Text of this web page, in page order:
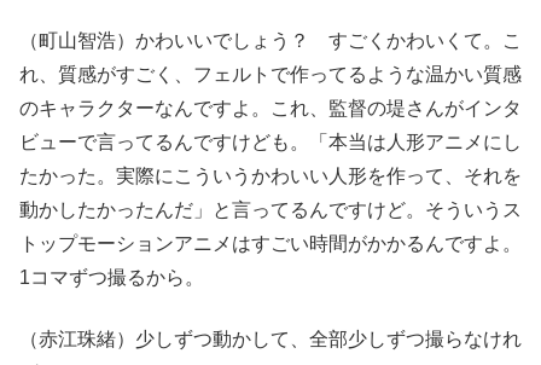
（町山智浩）かわいいでしょう？ すごくかわいくて。こ
れ、質感がすごく、フェルトで作ってるような温かい質感
のキャラクターなんですよ。これ、監督の堤さんがインタ
ビューで言ってるんですけども。「本当は人形アニメにし
たかった。実際にこういうかわいい人形を作って、それを
動かしたかったんだ」と言ってるんですけど。そういうス
トップモーションアニメはすごい時間がかかるんですよ。
1コマずつ撮るから。
（赤江珠緒）少しずつ動かして、全部少しずつ撮らなけれ